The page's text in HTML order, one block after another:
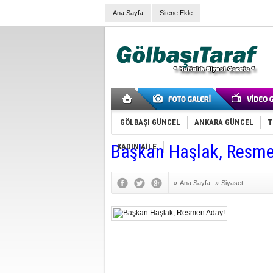
Ana Sayfa Sitene Ekle
GÖLBAŞI GÜNCEL ANKARA GÜNCEL
KADIN AİLE
Başkan Haşlak,
» Ana Sayfa » Siyaset